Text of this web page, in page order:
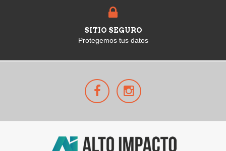
SITIO SEGURO
Protegemos tus datos